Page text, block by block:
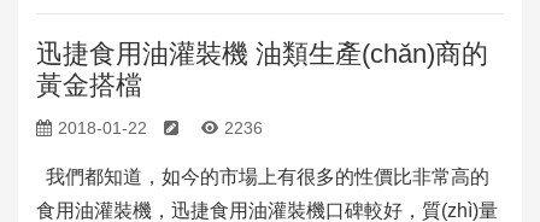
迅捷食用油灌裝機 油類生產(chǎn)商的
黃金搭檔
2018-01-22 2236
我們都知道，如今的市場上有很多的性價比非常高的
食用油灌裝機，迅捷食用油灌裝機口碑較好，質(zhì)量